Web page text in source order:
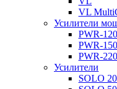
VL
Усилители
PWR-120
PWR-150
PWR-220
Усилители
SOLO